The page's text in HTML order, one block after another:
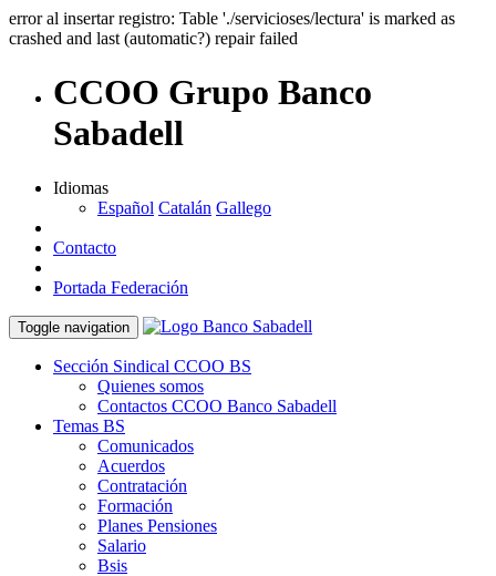
error al insertar registro: Table './servicioses/lectura' is marked as
crashed and last (automatic?) repair failed
CCOO Grupo Banco
Sabadell
Idiomas
Español Catalán Gallego
Contacto
Portada Federación
Toggle navigation
Sección Sindical CCOO BS
Quienes somos
Contactos CCOO Banco Sabadell
Temas BS
Comunicados
Acuerdos
Contratación
Formación
Planes Pensiones
Salario
Bsis